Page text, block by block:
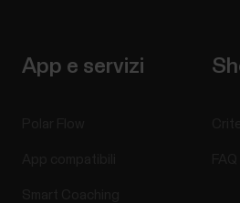
App e servizi